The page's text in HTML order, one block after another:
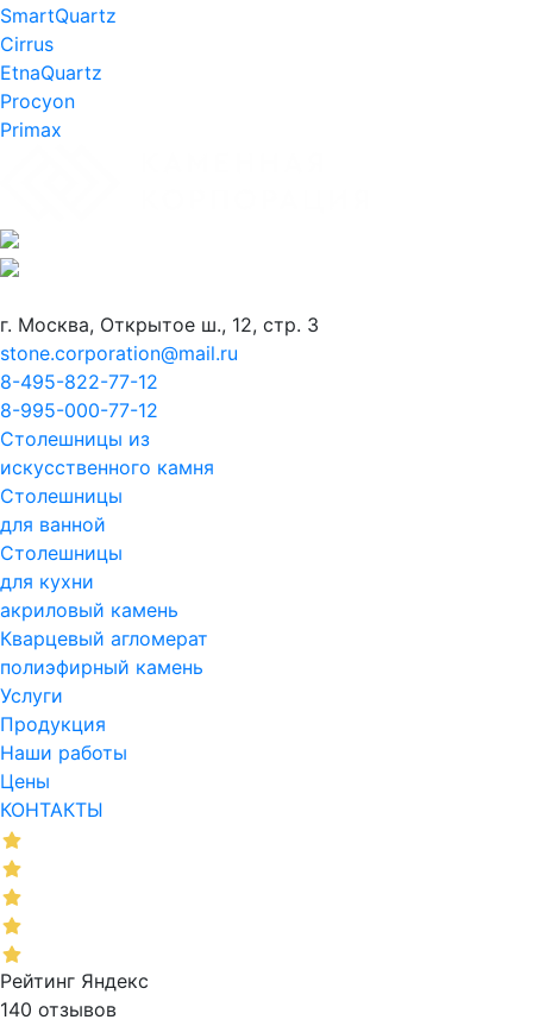
SmartQuartz
Cirrus
EtnaQuartz
Procyon
Primax
г. Москва, Открытое ш., 12, стр. 3
stone.corporation@mail.ru
8-495-822-77-12
8-995-000-77-12
Столешницы из
искусственного камня
Столешницы
для ванной
Столешницы
для кухни
акриловый камень
Кварцевый агломерат
полиэфирный камень
Услуги
Продукция
Наши работы
Цены
КОНТАКТЫ
Рейтинг Яндекс
140 отзывов